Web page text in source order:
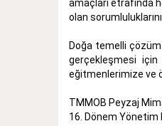
amaçları etrafında
olan
Doğa temelli
gerçekleşmesi için
eğitmenlerimize ve
TMMOB Peyzaj
16. Dönem Yönetim